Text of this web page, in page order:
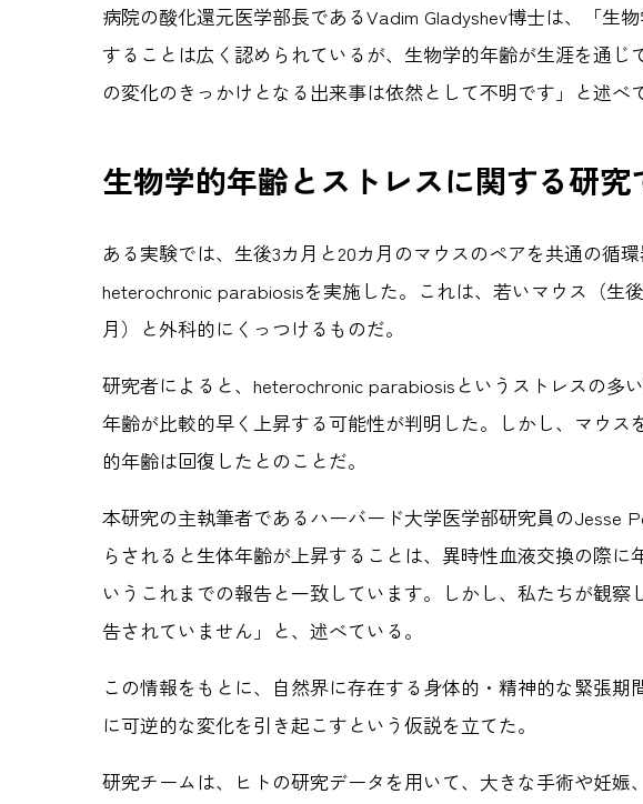
病院の酸化還元医学部長であるVadim Gladyshev博士は、「生
することは広く認められているが、生物学的年齢が生涯を通じ
の変化のきっかけとなる出来事は依然として不明です」と述べ
生物学的年齢とストレスに関する研
ある実験では、生後3カ月と20カ月のマウスのペアを共通の循
heterochronic parabiosisを実施した。これは、若いマウス（生
月）と外科的にくっつけるものだ。
研究者によると、heterochronic parabiosisというストレスの多
年齢が比較的早く上昇する可能性が判明した。しかし、マウス
的年齢は回復したとのことだ。
本研究の主執筆者であるハーバード大学医学部研究員のJesse
らされると生体年齢が上昇することは、異時性血液交換の際に
いうこれまでの報告と一致しています。しかし、私たちが観
告されていません」と、述べている。
この情報をもとに、自然界に存在する身体的・精神的な緊張
に可逆的な変化を引き起こすという仮説を立てた。
研究チームは、ヒトの研究データを用いて、大きな手術や妊娠